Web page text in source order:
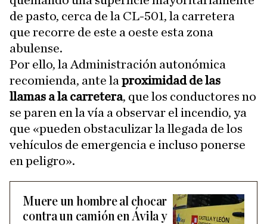
de pasto, cerca de la CL-501, la carretera
que recorre de este a oeste esta zona
abulense.
Por ello, la Administración autonómica
recomienda, ante la proximidad de las
llamas a la carretera, que los conductores no
se paren en la vía a observar el incendio, ya
que «pueden obstaculizar la llegada de los
vehículos de emergencia e incluso ponerse
en peligro».
Muere un hombre al chocar
contra un camión en Ávila y